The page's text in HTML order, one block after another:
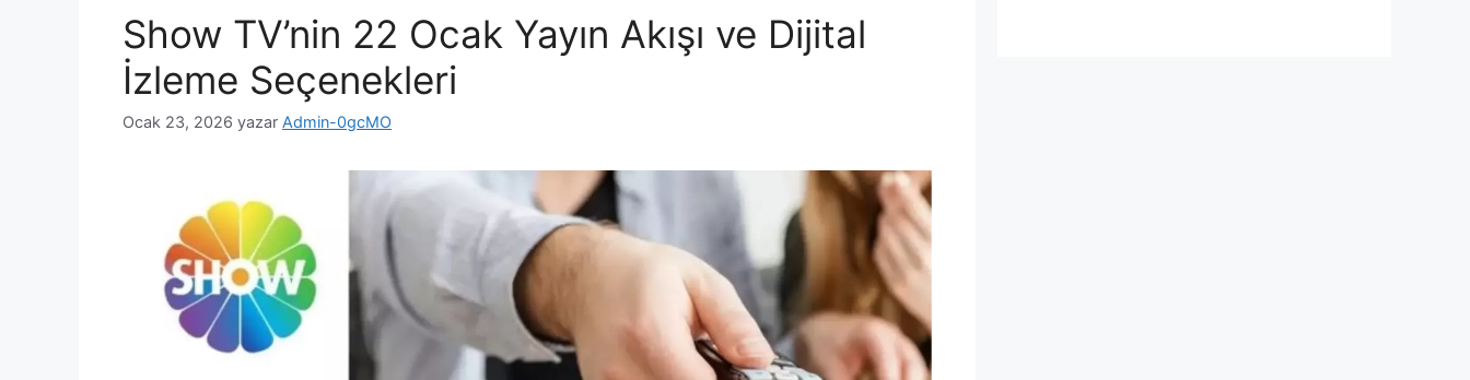
Show TV’nin 22 Ocak Yayın Akışı ve Dijital
İzleme Seçenekleri
Ocak 23, 2026 yazar Admin-0gcMO